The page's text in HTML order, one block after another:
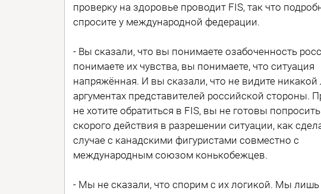
проверку на здоровье проводит FIS, так что
спросите у международной федерации.
- Вы сказали, что вы понимаете озабоченность
понимаете их чувства, вы понимаете, что ситуация
напряжённая. И вы сказали, что не видите никакой
аргументах представителей российской стороны.
не хотите обратиться в FIS, вы не готовы
скорого действия в разрешении ситуации, как
случае с канадскими фигуристами совместно с
международным союзом конькобежцев.
- Мы не сказали, что спорим с их логикой. Мы лишь